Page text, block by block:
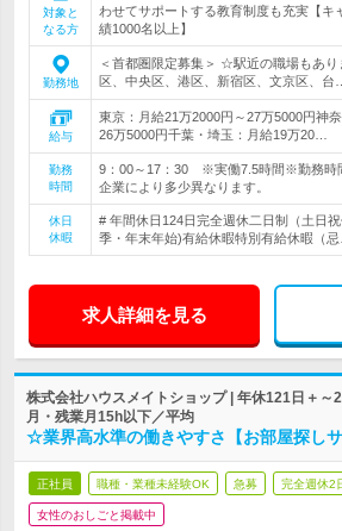
対象と
なる方
わせてサポートする教育制度も充実【キ
績1000名以上】
勤務地
＜首都圏限定募集＞ ☆駅近の職場もあ
区、中央区、港区、新宿区、文京区、台…
給与
東京：月給21万2000円～27万5000円神
26万5000円千葉・埼玉：月給19万20…
勤務
時間
9：00～17：30 ※実働7.5時間※勤務時
企業により多少異なります。
休日
休暇
# 年間休日124日完全週休二日制（土日
季・年末年始)有給休暇特別有給休暇（忌
求人詳細を見る
株式会社ハウスメイトショップ | 年休121日＋
月・残業月15h以下／平均
☆業界高水準の働きやすさ【お部屋探し
正社員 職種・業種未経験OK 急募 完全週休2
女性のおしごと掲載中